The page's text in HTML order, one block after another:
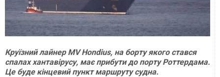
Круїзний лайнер MV Hondius, на борту якого стався
спалах хантавірусу, має прибути до порту Роттердама.
Це буде кінцевий пункт маршруту судна.